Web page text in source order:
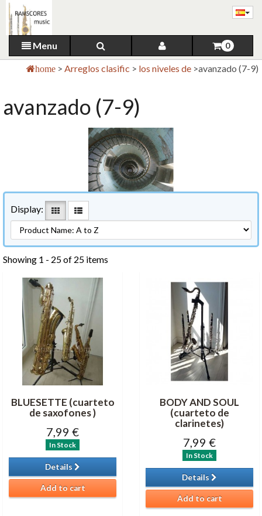
Menu 0
home > Arreglos clasific > los niveles de >avanzado (7-9)
avanzado (7-9)
Display:
Showing 1 - 25 of 25 items
BLUESETTE (cuarteto
de saxofones )
7,99 €
In Stock
Details
Add to cart
BODY AND SOUL
(cuarteto de
clarinetes)
7,99 €
In Stock
Details
Add to cart